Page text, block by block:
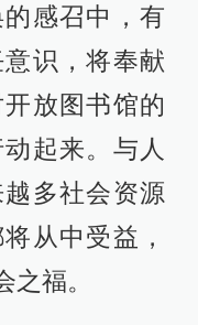
感召中，有
识，将奉献
放图书馆的
起来。与人
多社会资源
从中受益，
福。